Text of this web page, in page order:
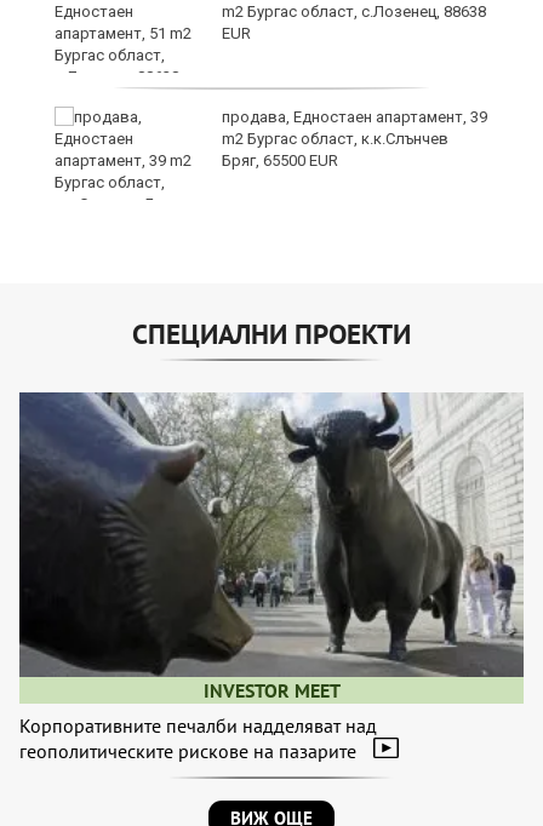
m2 Бургас област, с.Лозенец, 88638
EUR
продава, Едностаен апартамент, 39
m2 Бургас област, к.к.Слънчев
Бряг, 65500 EUR
СПЕЦИАЛНИ ПРОЕКТИ
INVESTOR MEET
Корпоративните печалби надделяват над
геополитическите рискове на пазарите
ВИЖ ОЩЕ